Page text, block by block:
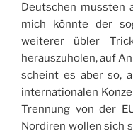
Deutschen mussten
mich könnte der
weiterer übler
herauszuholen, auf
scheint es aber so,
internationalen
Trennung von der
Nordiren wollen sich